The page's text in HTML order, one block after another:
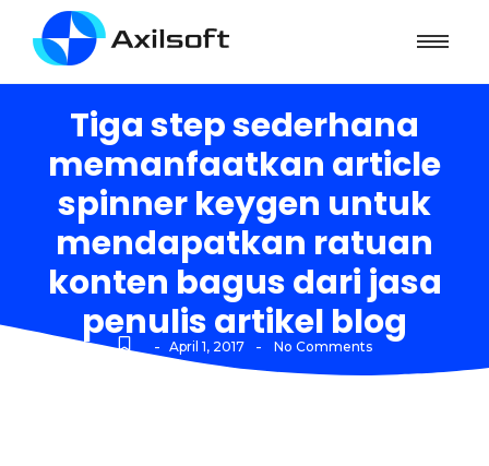
Tiga step sederhana
memanfaatkan article
spinner keygen untuk
mendapatkan ratuan
konten bagus dari jasa
penulis artikel blog
- April 1, 2017 - No Comments